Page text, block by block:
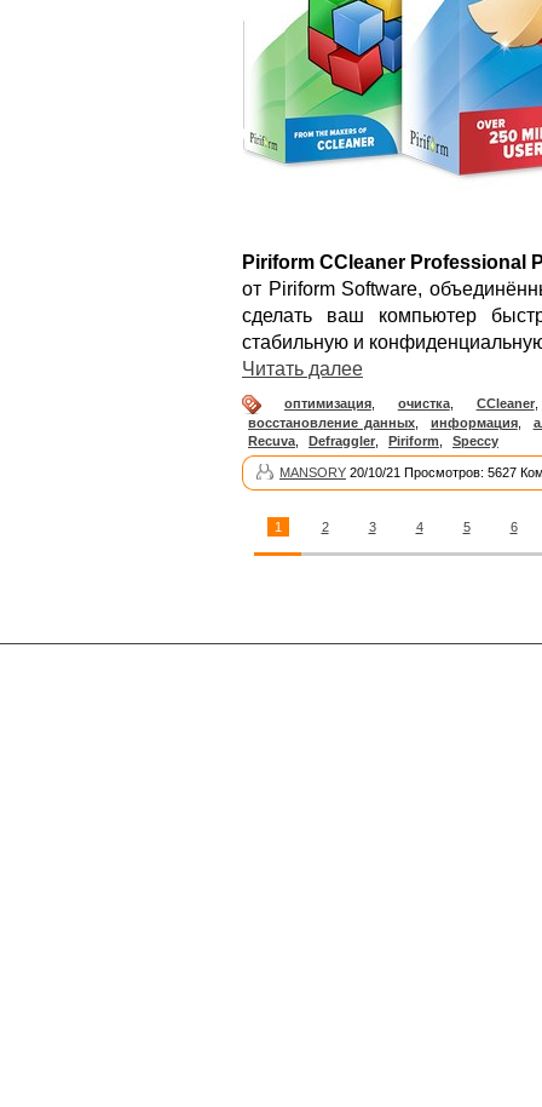
Piriform CCleaner Professional
от Piriform Software,
сделать ваш компьютер
стабильную и
Читать далее
оптимизация, очистка, CCleaner
восстановление данных, информация,
Recuva, Defraggler, Piriform, Speccy
MANSORY 20/10/21 Просмотров: 5627
1 2 3 4 5 6